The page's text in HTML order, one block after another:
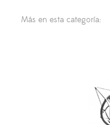
Más en esta categoría: